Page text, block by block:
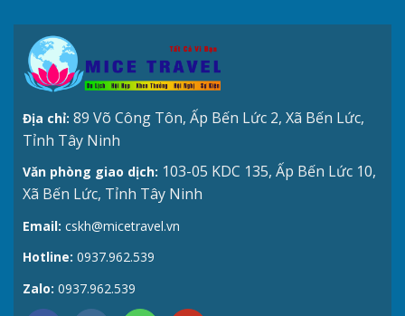
Địa chỉ: 89 Võ Công Tôn, Ấp Bến Lức 2, Xã Bến Lức,
Tỉnh Tây Ninh
Văn phòng giao dịch: 103-05 KDC 135, Ấp Bến Lức 10,
Xã Bến Lức, Tỉnh Tây Ninh
Email: cskh@micetravel.vn
Hotline: 0937.962.539
Zalo: 0937.962.539